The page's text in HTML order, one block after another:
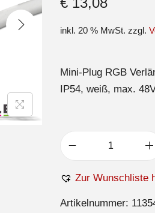
inkl. 20 % MwSt. zzgl.
Mini-Plug RGB
IP54, weiß, max.
Zur Wunschliste
Artikelnummer: